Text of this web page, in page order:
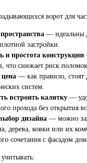
ворот для
— идеальны
застройки.
и простота конструкции
что снижает риск поломок.
— как правило, стоят
систем.
встроить калитку —
прохода без открытия
дизайна — можно
дерева, ковки или их
сочетания с фасадом